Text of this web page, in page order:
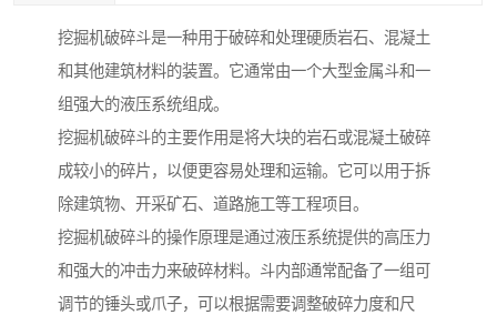
挖掘机破碎斗是一种用于破碎和处理硬质岩石、混凝土
和其他建筑材料的装置。它通常由一个大型金属斗和一
组强大的液压系统组成。
挖掘机破碎斗的主要作用是将大块的岩石或混凝土破碎
成较小的碎片，以便更容易处理和运输。它可以用于拆
除建筑物、开采矿石、道路施工等工程项目。
挖掘机破碎斗的操作原理是通过液压系统提供的高压力
和强大的冲击力来破碎材料。斗内部通常配备了一组可
调节的锤头或爪子，可以根据需要调整破碎力度和尺